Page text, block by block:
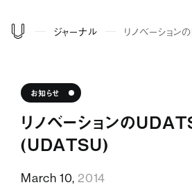
ジャーナル リノベーション
お知らせ
リノベーションの
（UDATSU）
March 10,2014